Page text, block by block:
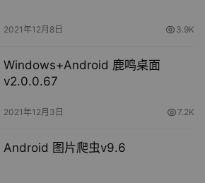
2021年12月8日 3.9K
Windows+Android 鹿鸣桌面
v2.0.0.67
2021年12月3日 7.2K
Android 图片爬虫v9.6